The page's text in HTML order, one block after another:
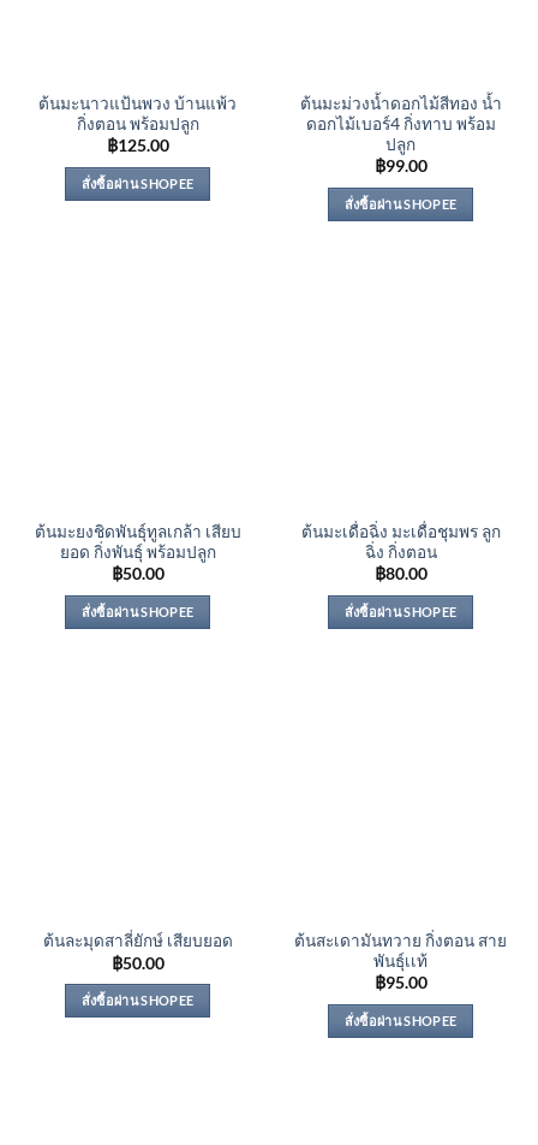
ต้นมะนาวแป้นพวง บ้านแพ้ว
กิ่งตอน พร้อมปลูก
฿125.00
สั่งซื้อผ่าน SHOPEE
ต้นมะม่วงน้ำดอกไม้สีทอง น้ำ
ดอกไม้เบอร์4 กิ่งทาบ พร้อม
ปลูก
฿99.00
สั่งซื้อผ่าน SHOPEE
ต้นมะยงชิดพันธุ์ทูลเกล้า เสียบ
ยอด กิ่งพันธุ์ พร้อมปลูก
฿50.00
สั่งซื้อผ่าน SHOPEE
ต้นมะเดื่อฉิ่ง มะเดื่อชุมพร ลูก
ฉิ่ง กิ่งตอน
฿80.00
สั่งซื้อผ่าน SHOPEE
ต้นละมุดสาลี่ยักษ์ เสียบยอด
฿50.00
สั่งซื้อผ่าน SHOPEE
ต้นสะเดามันทวาย กิ่งตอน สาย
พันธุ์เเท้
฿95.00
สั่งซื้อผ่าน SHOPEE